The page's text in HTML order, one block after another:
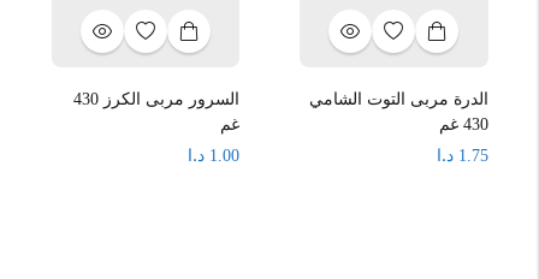
الدرة مربى التوت الشامي
430 غم
1.75 د.ا
السرور مربى الكرز 430
غم
1.00 د.ا